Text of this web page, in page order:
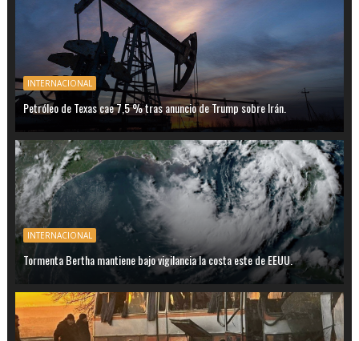
INTERNACIONAL
Petróleo de Texas cae 7,5 % tras anuncio de Trump sobre Irán.
INTERNACIONAL
Tormenta Bertha mantiene bajo vigilancia la costa este de EEUU.